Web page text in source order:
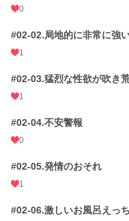
週間ポイント
月間ポイント 618 pt (31,320 位)
625,781 pt (8,733
0
#02-02.局地的に非常に強
1
#02-03.猛烈な性欲が吹き
1
#02-04.不安警報
0
#02-05.発情のおそれ
1
#02-06.激しいお風呂えっ